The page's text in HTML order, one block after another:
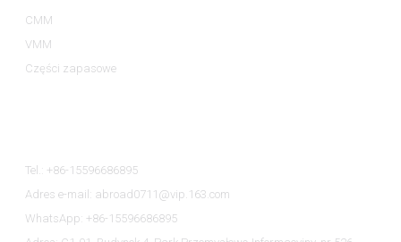
CMM
VMM
Części zapasowe
Tel.: +86-15596686895
Adres e-mail: abroad0711@vip.163.com
WhatsApp: +86-15596686895